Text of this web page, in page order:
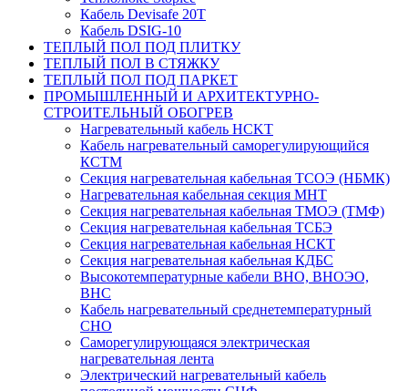
Кабель Devisafe 20T
Кабель DSIG-10
ТЕПЛЫЙ ПОЛ ПОД ПЛИТКУ
ТЕПЛЫЙ ПОЛ В СТЯЖКУ
ТЕПЛЫЙ ПОЛ ПОД ПАРКЕТ
ПРОМЫШЛЕННЫЙ И АРХИТЕКТУРНО-
СТРОИТЕЛЬНЫЙ ОБОГРЕВ
Нагревательный кабель НCKТ
Кабель нагревательный саморегулирующийся
КСТМ
Секция нагревательная кабельная ТСОЭ (НБМК)
Нагревательная кабельная секция МНТ
Секция нагревательная кабельная ТМОЭ (ТМФ)
Секция нагревательная кабельная ТСБЭ
Секция нагревательная кабельная НСКТ
Секция нагревательная кабельная КДБС
Высокотемпературные кабели ВНО, ВНОЭО,
ВНС
Кабель нагревательный среднетемпературный
СНО
Саморегулирующаяся электрическая
нагревательная лента
Электрический нагревательный кабель